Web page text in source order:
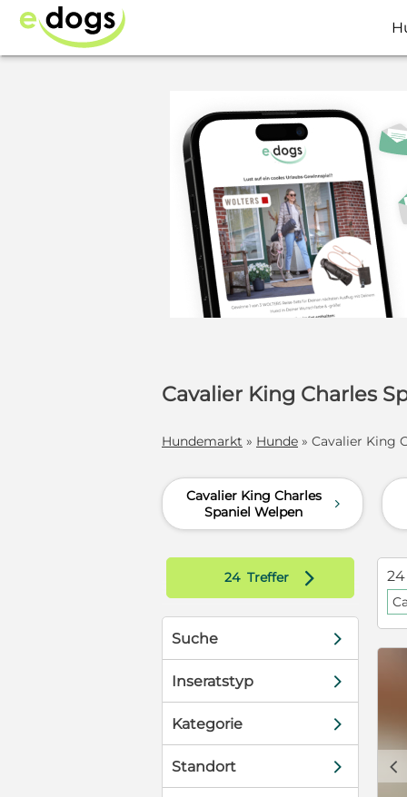
Cavalier King Charles
Hundemarkt » Hunde » Cavalier King
Cavalier King Charles
Spaniel Welpen
d
24 Treffer d
Suche d
Inseratstyp d
Kategorie d
Standort d c